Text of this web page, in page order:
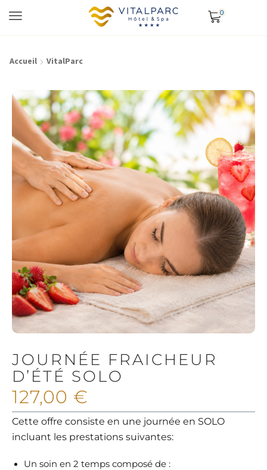
0
Accueil VitalParc
JOURNÉE FRAICHEUR
D’ÉTÉ SOLO
127,00 €
Cette offre consiste en une journée en SOLO
incluant les prestations suivantes:
Un soin en 2 temps composé de :